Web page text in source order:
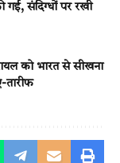
गई, संदिग्धों पर रखी
को भारत से सीखना
तारीफ